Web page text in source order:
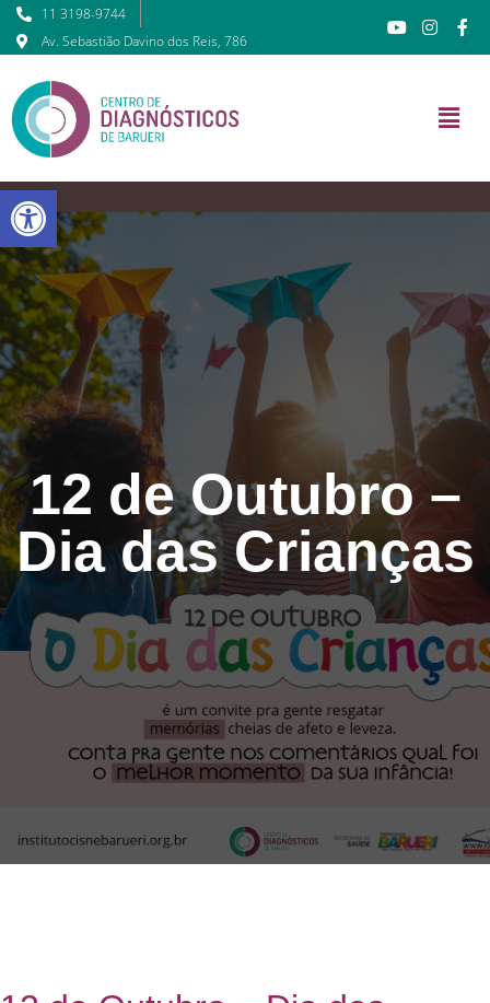
11 3198-9744
Av. Sebastião Davino dos Reis, 786
12 de Outubro –
Dia das Crianças
Barra de Ferramentas